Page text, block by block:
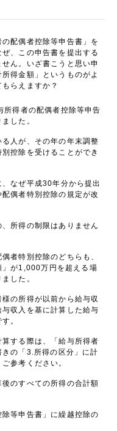
配偶者控除等申告書」を
、この申告書を提出する
ん。いざ書こうと思い申
得金額」というものがよ
らえますか？
得者の配偶者控除等申告
した。
人が、その年の年末調整
控除を受けることができ
なぜ平成30年分から提出
偶者特別控除の規定が改
所得の制限はありません
者特別控除のどちらも、
」が1,000万円を超える場
した。
様の所得が以前から給与収
収入を基に計算した給与
。
する際は、「給与所得者
の「3.所得の区分」に計
参考ください。
後のすべての所得の合計額
等申告書」に繰越控除の